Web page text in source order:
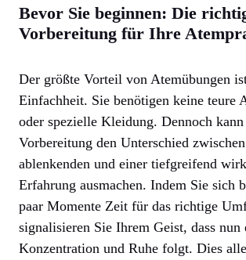
Bevor Sie beginnen: Die
Vorbereitung für Ihre
Der größte Vorteil von Atemübungen
Einfachheit. Sie benötigen keine teure
oder spezielle Kleidung. Dennoch
Vorbereitung den Unterschied
ablenkenden und einer tiefgreifend
Erfahrung ausmachen. Indem Sie sich
paar Momente Zeit für das richtige
signalisieren Sie Ihrem Geist, dass nun
Konzentration und Ruhe folgt. Dies